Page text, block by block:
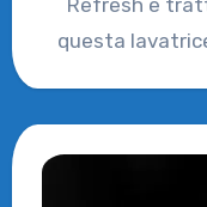
questa